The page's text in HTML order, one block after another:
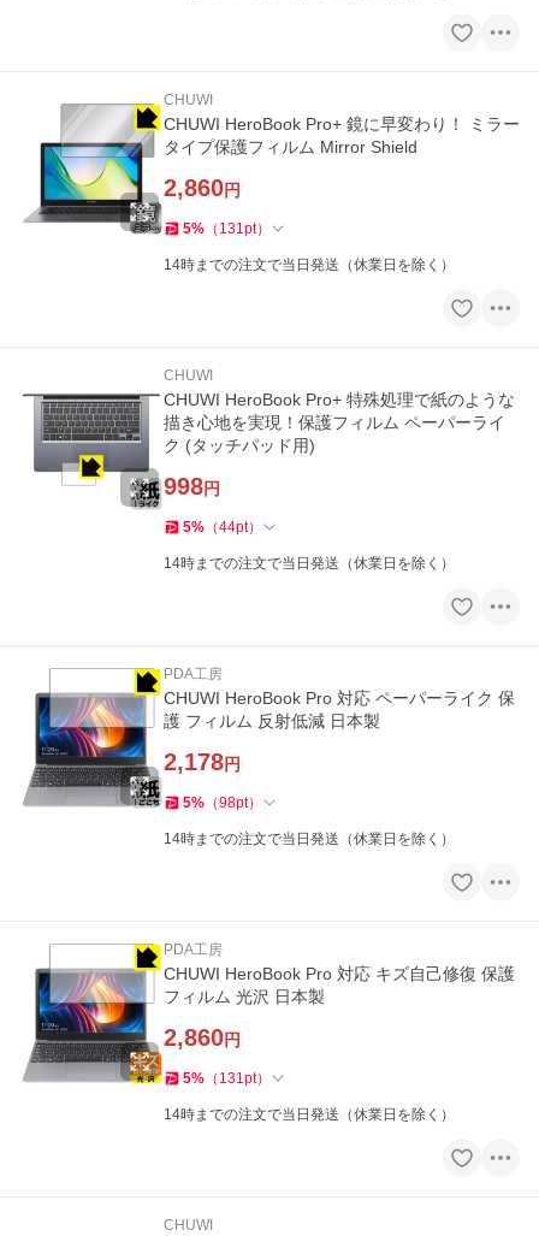
CHUWI
CHUWI HeroBook Pro+ 鏡に早変わり！ ミラー
タイプ保護フィルム Mirror Shield
2,860円
5% （ 131pt）
14時までの注文で当日発送（休業日を除く）
CHUWI
CHUWI HeroBook Pro+ 特殊処理で紙のような
描き心地を実現！保護フィルム ペーパーライ
ク (タッチパッド用)
998円
5% （44pt）
14時までの注文で当日発送（休業日を除く）
PDA工房
CHUWI HeroBook Pro 対応 ペーパーライク 保
護 フィルム 反射低減 日本製
2,178円
5% （98pt）
14時までの注文で当日発送（休業日を除く）
PDA工房
CHUWI HeroBook Pro 対応 キズ自己修復 保護
フィルム 光沢 日本製
2,860円
5% （ 131pt）
14時までの注文で当日発送（休業日を除く）
CHUWI